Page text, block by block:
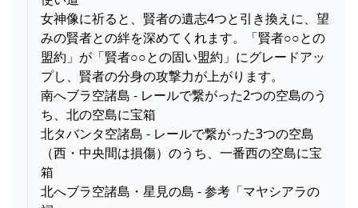
女神像に祈ると、賢者の遺志4つと引き換えに、望
みの賢者との絆を深めてくれます。「賢者○○との
盟約」が「賢者○○との固い盟約」にグレードアッ
プし、賢者の分身の攻撃力が上がります。
南へブラ空諸島 - レールで繋がった2つの空島のう
ち、北の空島に宝箱
北タバンタ空諸島 - レールで繋がった3つの空島
（西・中央間は損傷）のうち、一番西の空島に宝
箱
北へブラ空諸島・星見の島 - 参考「マヤシアラの